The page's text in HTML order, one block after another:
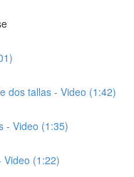
dos tallas - Video (1:42)
- Video (1:35)
Video (1:22)